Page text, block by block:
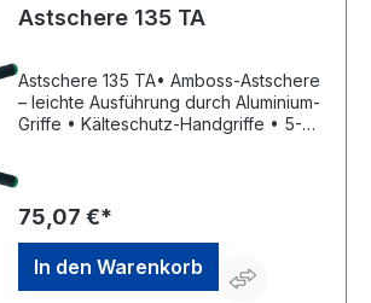
Astschere 135 TA
Astschere 135 TA• Amboss-Astschere
– leichte Ausführung durch Aluminium-
Griffe • Kälteschutz-Handgriffe • 5-
Victoria Gartengeräte GmbH,
Stuttgarter Str. 4, 73614 Schorndorf,
DE, +49718120000, info@freund-
victoria.de
75,07 €*
In den Warenkorb